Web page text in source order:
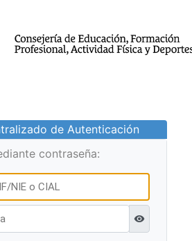
de Autenticación
contraseña:
Ver